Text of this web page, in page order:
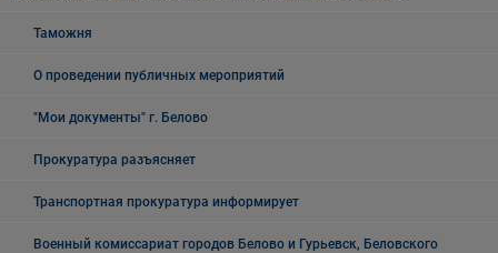
Таможня
О проведении публичных мероприятий
"Мои документы" г. Белово
Прокуратура разъясняет
Транспортная прокуратура информирует
Военный комиссариат городов Белово и Гурьевск, Беловского